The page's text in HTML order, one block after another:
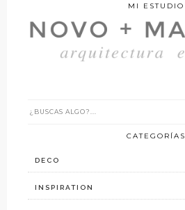
MI ESTUDIO
CATEGORÍAS
DECO
INSPIRATION